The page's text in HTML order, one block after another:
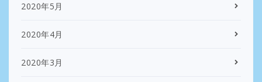
2020年5月
2020年4月
2020年3月